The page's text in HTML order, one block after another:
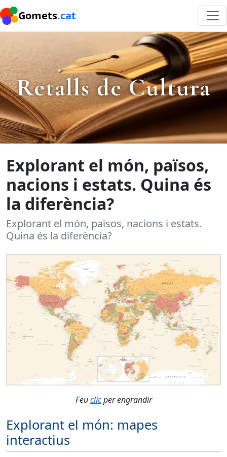
Gomets.cat
Retalls de Cultura
Explorant el món, països,
nacions i estats. Quina és
la diferència?
Explorant el món, països, nacions i estats.
Quina és la diferència?
Feuclicper engrandir
Explorant el món: mapes
interactius